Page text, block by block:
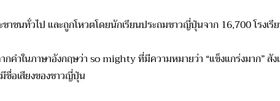
ชาชนทั่วไป และถูกโหวตโดยนักเรียนประถมชาวญี่ปุ่นจาก 16,700 โรงเ
ำในภาษาอังกฤษว่า so mighty ที่มีความหมายว่า “แข็งแกร่งมาก” สัง
ชื่อเสียงของชาวญี่ปุ่น